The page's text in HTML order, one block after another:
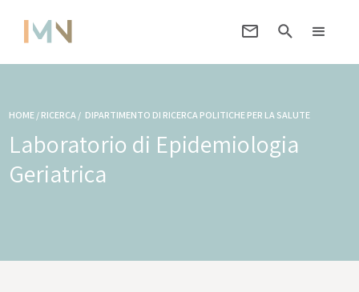
HOME / RICERCA / DIPARTIMENTO DI RICERCA POLITICHE PER LA SALUTE
Laboratorio di Epidemiologia
Geriatrica